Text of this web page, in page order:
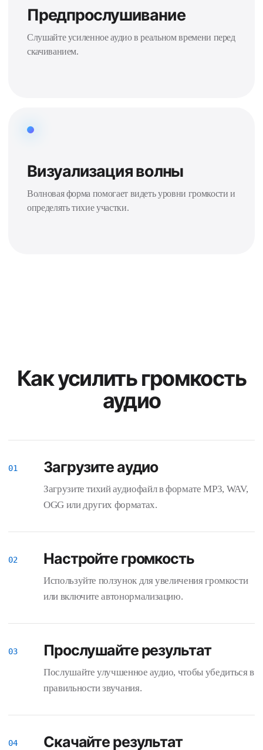
Предпрослушивание
Слушайте усиленное аудио в реальном времени перед
скачиванием.
Визуализация волны
Волновая форма помогает видеть уровни громкости и
определять тихие участки.
Как усилить громкость
аудио
Загрузите аудио
Загрузите тихий аудиофайл в формате MP3, WAV,
OGG или других форматах.
Настройте громкость
Используйте ползунок для увеличения громкости
или включите автонормализацию.
Прослушайте результат
Послушайте улучшенное аудио, чтобы убедиться в
правильности звучания.
Скачайте результат